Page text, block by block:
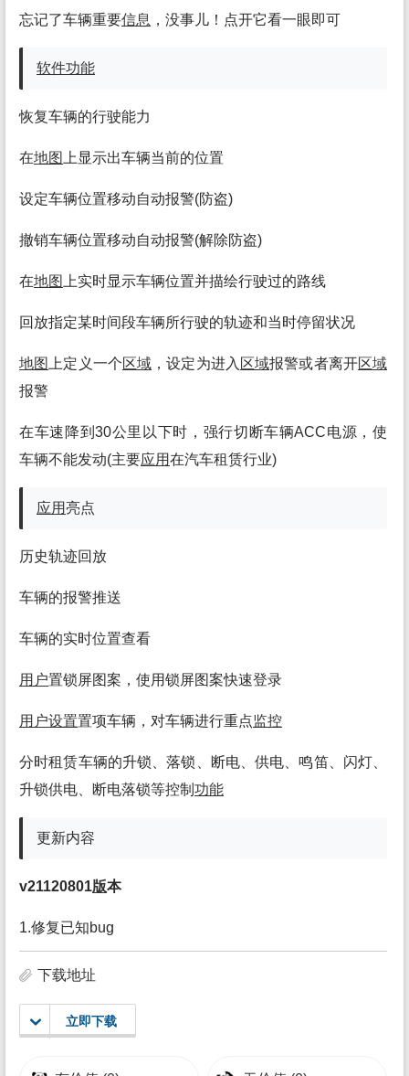
忘记了车辆重要信息 ，没事儿！点开它看一眼即可
软件功能
恢复车辆的行驶能力
在地图 上显示出车辆当前的位置
设定车辆位置移动自动报警(防盗)
撤销车辆位置移动自动报警(解除防盗)
在地图 上实时显示车辆位置并描绘行驶过的路线
回放指定某时间段车辆所行驶的轨迹和当时停留状况
地图 上定义一个区域 ，设定为进入 区域报警或者离开区域
报警
在车速降到30公里以下时，强行切断车辆ACC电源，使
车辆不能发动(主要应用在汽车租赁行业)
应用亮点
历史轨迹回放
车辆的报警推送
车辆的实时位置查看
用户置锁屏图案，使用锁屏图案快速登录
用户设置置项车辆，对车辆进行重点监控
分时租赁车辆的升锁、落锁、断电、供电、鸣笛、闪灯、
升锁供电、断电落锁等控制 功能
更新内容
v21120801版本
1.修复已知bug
下载地址
立即下载